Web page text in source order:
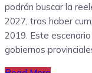
podrán buscar la
2027, tras haber
2019. Este
gobiernos